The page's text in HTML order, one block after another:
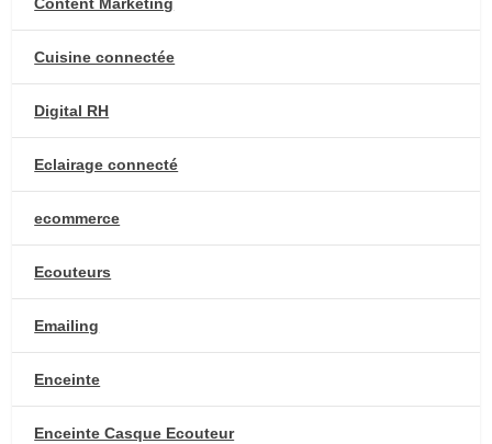
Cuisine connectée
Digital RH
Eclairage connecté
ecommerce
Ecouteurs
Emailing
Enceinte
Enceinte Casque Ecouteur